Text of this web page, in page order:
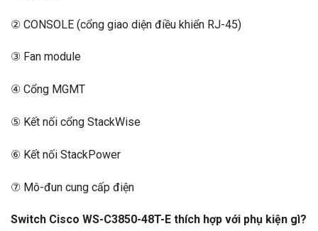
② CONSOLE (cổng giao diện điều khiển RJ-45)
③ Fan module
④ Cổng MGMT
⑤ Kết nối cổng StackWise
⑥ Kết nối StackPower
⑦ Mô-đun cung cấp điện
Switch Cisco WS-C3850-48T-E thích hợp với phụ kiện gì?